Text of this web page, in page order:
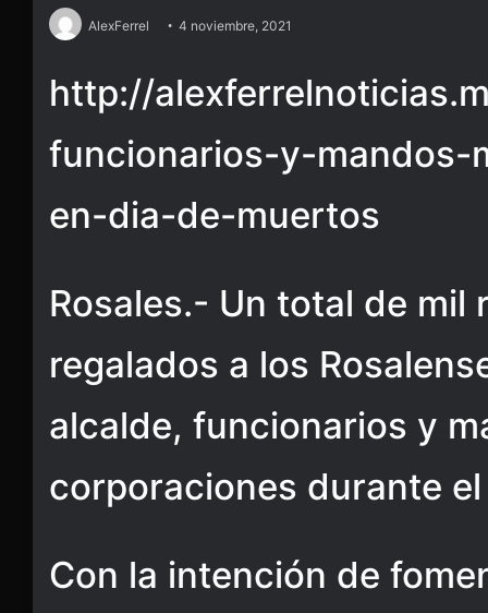
AlexFerrel 4 noviembre, 2021
http://
funcionarios-y-
en-dia-de-muertos
Rosales.- Un total de mil
regalados a los
alcalde, funcionarios y
corporaciones durante
Con la intención de